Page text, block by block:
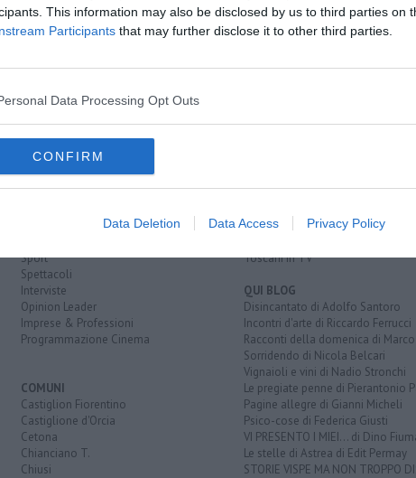
This information may also be disclosed by us to third parties on
Participants that may further disclose it to other third parties.
Data Processing Opt Outs
CONFIRM
Data Deletion Data Access Privacy Policy
CATEGORIE
Cronaca
Politica
Sport
Spettacoli
Interviste
Opinion Leader
Imprese & Professioni
Programmazione Cinema
COMUNI
Castiglion Fiorentino
Castiglione d'Orcia
Cetona
Chianciano T.
Chiusi
Più Letti della settimana
Archivio Notizie
Toscani in TV
QUI BLOG
Disincantato di Adolfo Santoro
Incontri d'arte di Riccardo Ferrucci
Racconti della domenica di
Sorridendo di Nicola Belcari
Vignaioli e vini di Nadio Stronchi
Le pregiate penne di Pierantonio
Pagine allegre di Gianni Micheli
Psico-cose di Federica Giusti
VI PRESENTO I MIEI... di Dino
Le stelle di Astrea di Edit Permay
STORIE VISPE MA NON TROPPO